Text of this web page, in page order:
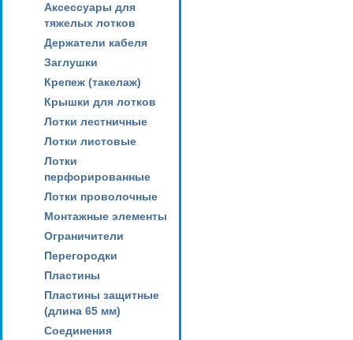
Аксессуары для
тяжелых лотков
Держатели кабеля
Заглушки
Крепеж (такелаж)
Крышки для лотков
Лотки лестничные
Лотки листовые
Лотки
перфорированные
Лотки проволочные
Монтажные элементы
Ограничители
Перегородки
Пластины
Пластины защитные
(длина 65 мм)
Соединения